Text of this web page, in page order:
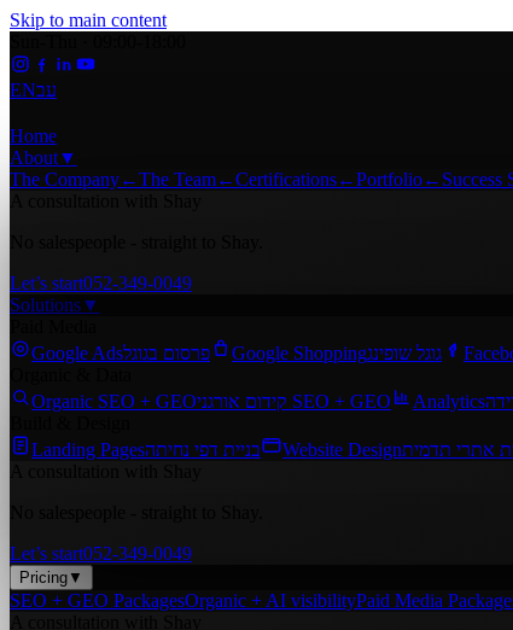
Skip to main content
ENעב
Home
About▼
The Company←The Team←Certifications←Portfolio← Success
Let’s start052-349-0049
Solutions▼
Google Adsפרסום בגוגל Google Shoppingגוגל שופינג
Organic SEO + GEO
קידום אורגני SEO + GEO Analytics
Landing Pagesבניית דפי נחיתה Website Designאתרי תדמית
Let’s start052-349-0049
Pricing ▼
SEO + GEO PackagesOrganic + AI visibilityPaid Media